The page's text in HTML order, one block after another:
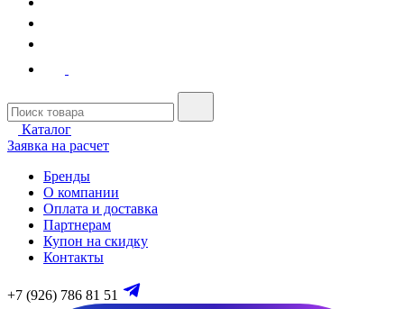
Каталог
Заявка на расчет
Бренды
О компании
Оплата и доставка
Партнерам
Купон на скидку
Контакты
+7 (926) 786 81 51